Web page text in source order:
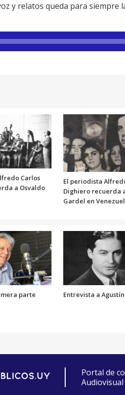
y relatos queda para siempre
Carlos
a Osvaldo
El periodista
Dighiero recuerda
Gardel en
parte Entrevista a
Portal de